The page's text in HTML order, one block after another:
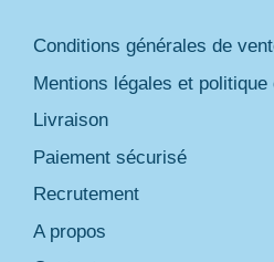
Conditions générales de
Mentions légales et
Livraison
Paiement sécurisé
Recrutement
A propos